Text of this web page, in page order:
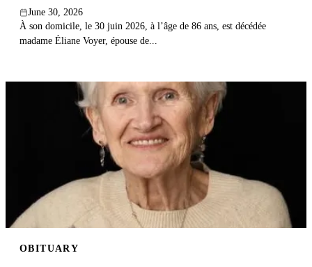
June 30, 2026
À son domicile, le 30 juin 2026, à l’âge de 86 ans, est décédée
madame Éliane Voyer, épouse de...
OBITUARY